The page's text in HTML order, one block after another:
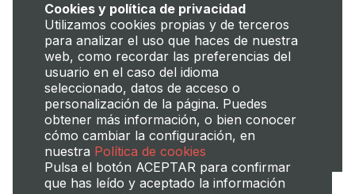
Sostenibilidad
Entre 2011 y 2019, la UPV ha
reducido un 40% el consumo
energético
Igualdad
La brecha se reduce. En
2023, 4 de cada 10
estudiantes son mujeres
Cookies y política de privacidad
Utilizamos cookies propias y de terceros
para analizar el uso que haces de nuestra
web, como recordar las preferencias del
usuario en el caso del idioma
seleccionado, datos de acceso o
personalización de la página. Puedes
obtener más información, o bien conocer
cómo cambiar la configuración, en
nuestra Política de cookies
Pulsa el botón ACEPTAR para confirmar
que has leído y aceptado la información